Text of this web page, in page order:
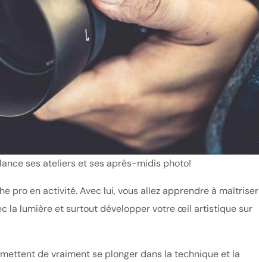
ses ateliers et ses après-midis photo!
pro en activité. Avec lui, vous allez apprendre à maîtriser
la lumière et surtout développer votre œil artistique sur
de vraiment se plonger dans la technique et la